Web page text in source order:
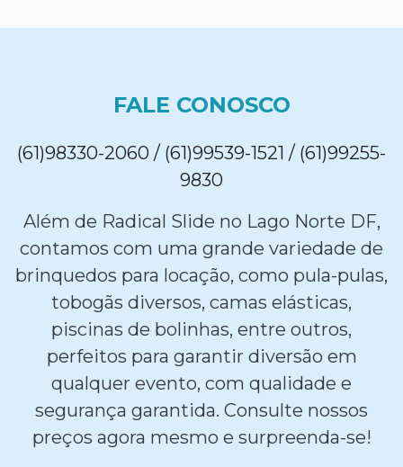
FALE CONOSCO
(61)98330-2060 / (61)99539-1521 / (61)99255-
9830
Além de Radical Slide no Lago Norte DF,
contamos com uma grande variedade de
brinquedos para locação, como pula-pulas,
tobogãs diversos, camas elásticas,
piscinas de bolinhas, entre outros,
perfeitos para garantir diversão em
qualquer evento, com qualidade e
segurança garantida. Consulte nossos
preços agora mesmo e surpreenda-se!